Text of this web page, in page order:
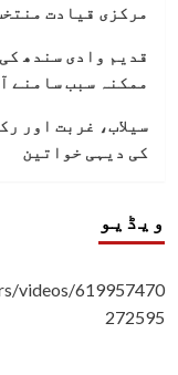
مرکزی قیادت
قدیم وادی سندھ
ممکنہ سبب سامنے
سیلاب، غربت اور
کی دیہی خواتین
ویڈیو
videos/619957470
272595